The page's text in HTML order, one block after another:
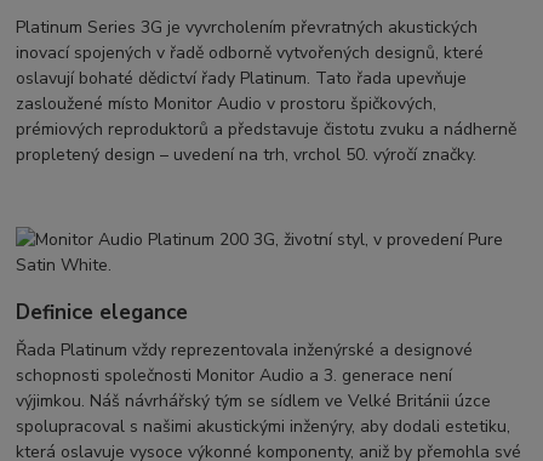
Platinum Series 3G je vyvrcholením převratných akustických
inovací spojených v řadě odborně vytvořených designů, které
oslavují bohaté dědictví řady Platinum. Tato řada upevňuje
zasloužené místo Monitor Audio v prostoru špičkových,
prémiových reproduktorů a představuje čistotu zvuku a nádherně
propletený design – uvedení na trh, vrchol 50. výročí značky.
Definice elegance
Řada Platinum vždy reprezentovala inženýrské a designové
schopnosti společnosti Monitor Audio a 3. generace není
výjimkou. Náš návrhářský tým se sídlem ve Velké Británii úzce
spolupracoval s našimi akustickými inženýry, aby dodali estetiku,
která oslavuje vysoce výkonné komponenty, aniž by přemohla své